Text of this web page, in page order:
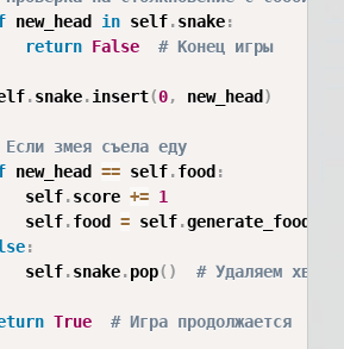
new_head in self.snake:
return False # Конец игры
.snake.insert(0, new_head )
змея съела еду
new_head == self.food :
self
.score += 1
self
.food = self.generate_food
:
self
.snake.pop( ) # Удаляем
True # Игра продолжается